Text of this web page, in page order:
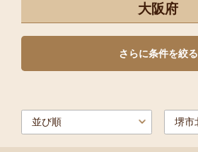
大阪府
さらに条件を絞る